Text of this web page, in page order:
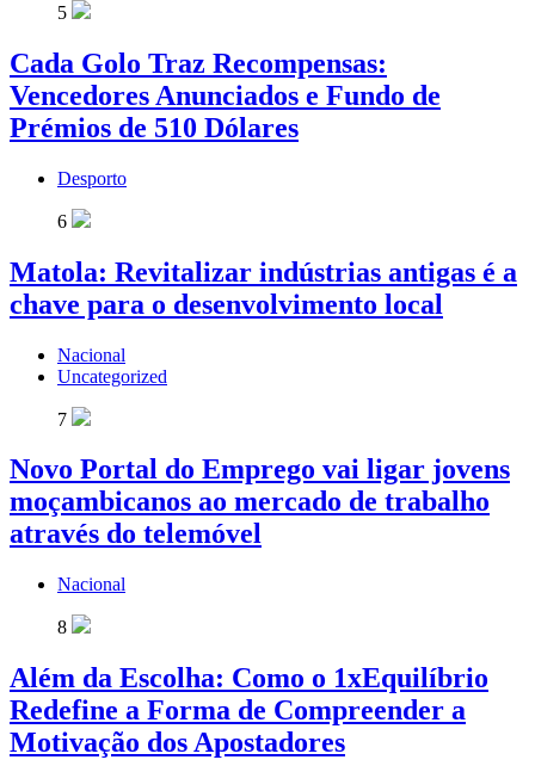
5
Cada Golo Traz Recompensas:
Vencedores Anunciados e Fundo de
Prémios de 510 Dólares
Desporto
6
Matola: Revitalizar indústrias antigas é a
chave para o desenvolvimento local
Nacional
Uncategorized
7
Novo Portal do Emprego vai ligar jovens
moçambicanos ao mercado de trabalho
através do telemóvel
Nacional
8
Além da Escolha: Como o 1xEquilíbrio
Redefine a Forma de Compreender a
Motivação dos Apostadores